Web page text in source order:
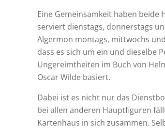
Eine Gemeinsamkeit haben beide
serviert dienstags, donnerstags
Algermon montags, mittwochs
dass es sich um ein und dieselbe
Ungereimtheiten im Buch von
Oscar Wilde basiert.
Dabei ist es nicht nur das
bei allen anderen Hauptfiguren
Kartenhaus in sich zusammen.